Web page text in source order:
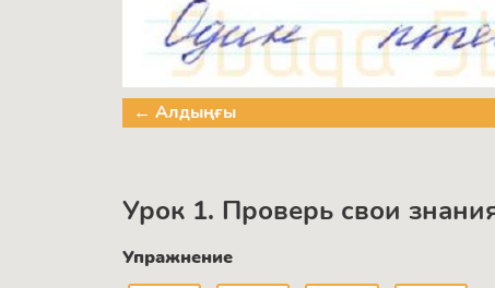
← Алдыңғы
Урок 1. Проверь свои
Упражнение